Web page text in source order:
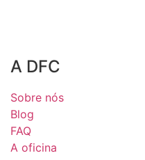
A DFC
Sobre nós
Blog
FAQ
A oficina